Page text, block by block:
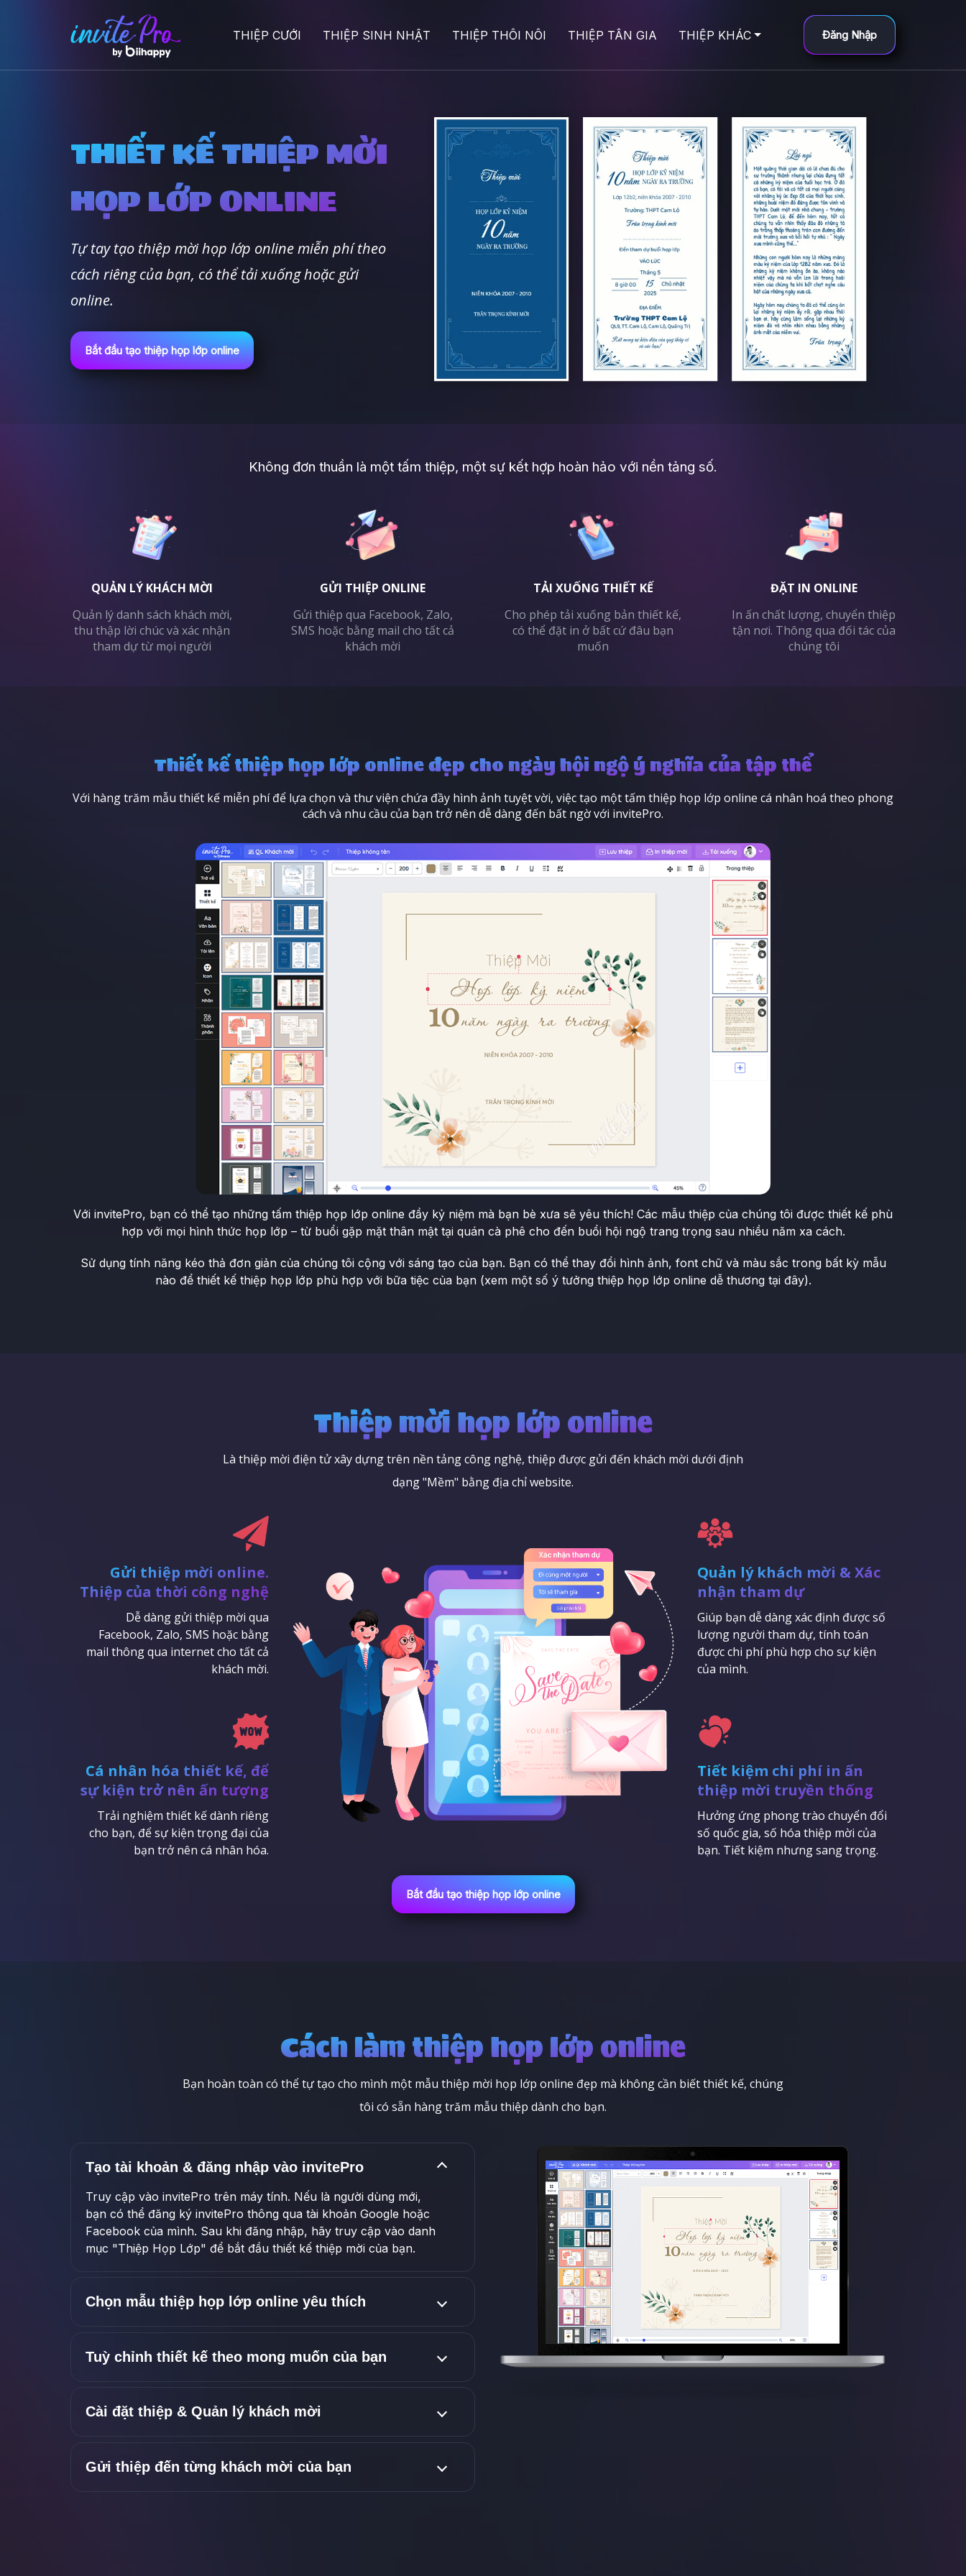
THIỆP CƯỚI THIỆP SINH NHẬT THIỆP THÔI NÔI THIỆP TÂN GIA THIỆP KHÁC Đăng Nhập
THIẾT KẾ THIỆP MỜI
HỌP LỚP ONLINE
Tự tay tạo thiệp mời họp lớp online miễn phí theo
cách riêng của bạn, có thể tải xuống hoặc gửi
online.
Bắt đầu tạo thiệp họp lớp online
Không đơn thuần là một tấm thiệp, một sự kết hợp hoàn hảo với nền tảng số.
QUẢN LÝ KHÁCH MỜI
Quản lý danh sách khách mời,
thu thập lời chúc và xác nhận
tham dự từ mọi người
GỬI THIỆP ONLINE
Gửi thiệp qua Facebook, Zalo,
SMS hoặc bằng mail cho tất cả
khách mời
TẢI XUỐNG THIẾT KẾ
Cho phép tải xuống bản thiết kế,
có thể đặt in ở bất cứ đâu bạn
muốn
ĐẶT IN ONLINE
In ấn chất lượng, chuyển thiệp
tận nơi. Thông qua đối tác của
chúng tôi
Thiết kế thiệp họp lớp online đẹp cho ngày hội ngộ ý nghĩa của tập thể
Với hàng trăm mẫu thiết kế miễn phí để lựa chọn và thư viện chứa đầy hình ảnh tuyệt vời, việc tạo một tấm thiệp họp lớp online cá nhân hoá theo phong
cách và nhu cầu của bạn trở nên dễ dàng đến bất ngờ với invitePro.
Với invitePro, bạn có thể tạo những tấm thiệp họp lớp online đầy kỷ niệm mà bạn bè xưa sẽ yêu thích! Các mẫu thiệp của chúng tôi được thiết kế phù
hợp với mọi hình thức họp lớp – từ buổi gặp mặt thân mật tại quán cà phê cho đến buổi hội ngộ trang trọng sau nhiều năm xa cách.
Sử dụng tính năng kéo thả đơn giản của chúng tôi cộng với sáng tạo của bạn. Bạn có thể thay đổi hình ảnh, font chữ và màu sắc trong bất kỳ mẫu
nào để thiết kế thiệp họp lớp phù hợp với bữa tiệc của bạn (xem một số ý tưởng thiệp họp lớp online dễ thương tại đây).
Thiệp mời họp lớp online
Là thiệp mời điện tử xây dựng trên nền tảng công nghệ, thiệp được gửi đến khách mời dưới định
dạng "Mềm" bằng địa chỉ website.
Gửi thiệp mời online.
Thiệp của thời công nghệ
Dễ dàng gửi thiệp mời qua
Facebook, Zalo, SMS hoặc bằng
mail thông qua internet cho tất cả
khách mời.
Cá nhân hóa thiết kế, để
sự kiện trở nên ấn tượng
Trải nghiệm thiết kế dành riêng
cho bạn, để sự kiện trọng đại của
bạn trở nên cá nhân hóa.
Quản lý khách mời & Xác
nhận tham dự
Giúp bạn dễ dàng xác định được số
lượng người tham dự, tính toán
được chi phí phù hợp cho sự kiện
của mình.
Tiết kiệm chi phí in ấn
thiệp mời truyền thống
Hưởng ứng phong trào chuyển đổi
số quốc gia, số hóa thiệp mời của
bạn. Tiết kiệm nhưng sang trọng.
Bắt đầu tạo thiệp họp lớp online
Cách làm thiệp họp lớp online
Bạn hoàn toàn có thể tự tạo cho mình một mẫu thiệp mời họp lớp online đẹp mà không cần biết thiết kế, chúng
tôi có sẵn hàng trăm mẫu thiệp dành cho bạn.
Tạo tài khoản & đăng nhập vào invitePro
Truy cập vào invitePro trên máy tính. Nếu là người dùng mới,
bạn có thể đăng ký invitePro thông qua tài khoản Google hoặc
Facebook của mình. Sau khi đăng nhập, hãy truy cập vào danh
mục "Thiệp Họp Lớp" để bắt đầu thiết kế thiệp mời của bạn.
Chọn mẫu thiệp họp lớp online yêu thích
Tuỳ chỉnh thiết kế theo mong muốn của bạn
Cài đặt thiệp & Quản lý khách mời
Gửi thiệp đến từng khách mời của bạn